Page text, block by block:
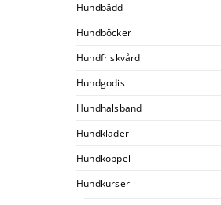
Hundbädd
Hundböcker
Hundfriskvård
Hundgodis
Hundhalsband
Hundkläder
Hundkoppel
Hundkurser